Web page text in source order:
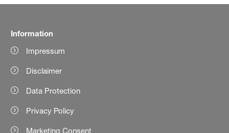
Information
Impressum
Disclaimer
Data Protection
Privacy Policy
Marketing Consent